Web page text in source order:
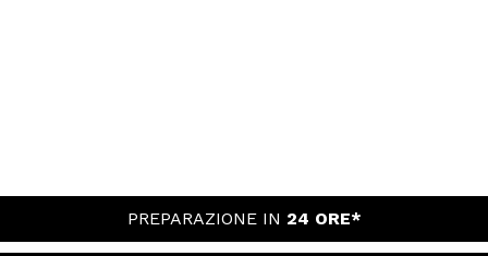
PREPARAZIONE IN 24 ORE*